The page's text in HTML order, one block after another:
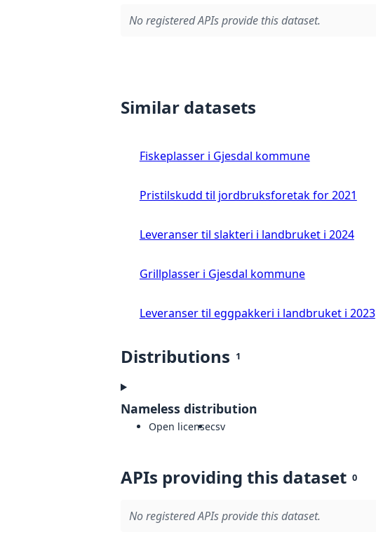
No registered APIs provide this dataset.
Similar datasets
Fiskeplasser i Gjesdal kommune
Pristilskudd til jordbruksforetak for 2021
Leveranser til slakteri i landbruket i 2024
Grillplasser i Gjesdal kommune
Leveranser til eggpakkeri i landbruket i 2023
Distributions 1
Nameless distribution
Open licensecsv
APIs providing this dataset 0
No registered APIs provide this dataset.